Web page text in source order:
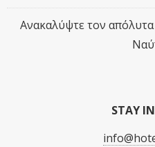
Ανακαλύψτε τον
STAY